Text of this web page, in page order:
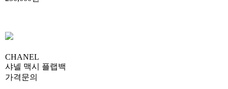
CHANEL
샤넬 맥시 플랩백
가격문의